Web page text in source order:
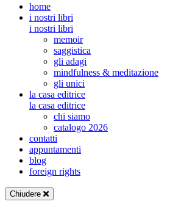
home
i nostri libri
i nostri libri
memoir
saggistica
gli adagi
mindfulness & meditazione
gli unici
la casa editrice
la casa editrice
chi siamo
catalogo 2026
contatti
appuntamenti
blog
foreign rights
Chiudere